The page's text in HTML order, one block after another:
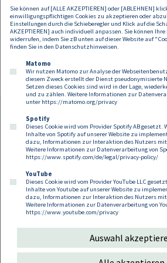
Kontakt Datenschutz
Compliance
Cookies
Sie können auf [ALLE AKZEPTIEREN] oder [ABLEHNEN]
einwilligungspflichtigen Cookies zu akzeptieren oder
Einstellungen durch die Schieberegler und Klick auf die
AKZEPTIEREN] auch individuell anpassen. Sie können
widerrufen, indem Sie zB unten auf dieser Website auf
finden Sie in den Datenschutzhinweisen.
Matomo
Wir nutzen Matomo zur Analyse der
diesem Zweck erstellt der Dienst pseudonymisierte
Setzen dieses Cookies sind wird in der Lage,
und zu zählen. Weitere Informationen zur
unter https://matomo.org/privacy
Spotify
Dieses Cookie wird vom Provider Spotify AB gesetzt.
Inhalte von Spotify auf unserer Website zu
dazu, Informationen zur Interaktion des Nutzers
Weitere Informationen zur Datenverarbeitung von
https://www.spotify.com/de/legal/privacy-policy/
YouTube
Dieses Cookie wird vom Provider YouTube LLC
Inhalte von Youtube auf unserer Website zu
dazu, Informationen zur Interaktion des Nutzers
Weitere Informationen zur Datenverarbeitung von
https://www.youtube.com/privacy
Auswahl
Follow us on:
Copyright 2026